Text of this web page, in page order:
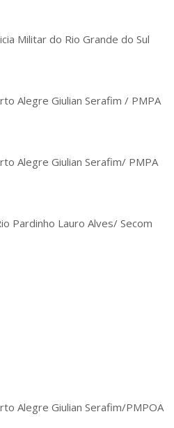
Militar do Rio Grande do Sul
Alegre Giulian Serafim / PMPA
Alegre Giulian Serafim/ PMPA
Pardinho Lauro Alves/ Secom
Alegre Giulian Serafim/PMPOA